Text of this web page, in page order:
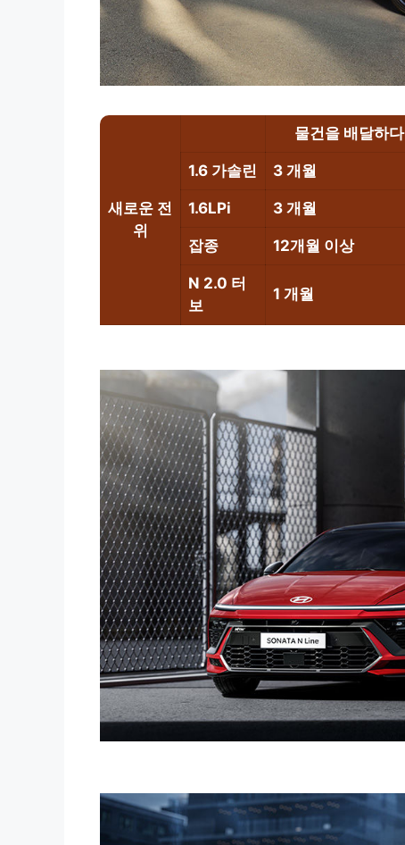
새로운 전
위
물건을 배달하다
1.6 가솔린 3 개월
1.6LPi 3 개월
잡종 12개월 이상
N 2.0 터
보
1 개월